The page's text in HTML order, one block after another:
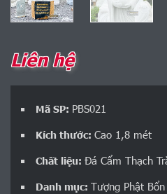
Liên hệ
Mã SP: PBS021
Kích thước: Cao 1,8 mét
Chất liệu: Đá Cẩm Thạch
Danh mục: Tượng Phật